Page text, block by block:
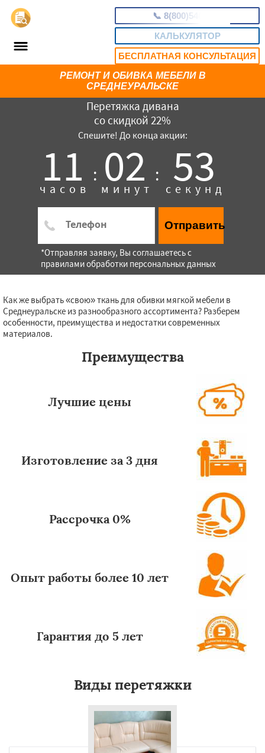
📞 8(800)5403465
КАЛЬКУЛЯТОР
БЕСПЛАТНАЯ КОНСУЛЬТАЦИЯ
Перетяжка дивана
со скидкой 22%
Спешите! До конца акции:
11 :
часов 02 :
минут 52
секунд
Отправить
*Отправляя заявку, Вы соглашаетесь с
правилами обработки персональных данных
РЕМОНТ И ОБИВКА МЕБЕЛИ В
СРЕДНЕУРАЛЬСКЕ
Как же выбрать «свою» ткань для обивки мягкой мебели в
Среднеуральске из разнообразного ассортимента? Разберем
особенности, преимущества и недостатки современных
материалов.
Преимущества
Лучшие цены
Изготовление за 3 дня
Рассрочка 0%
Опыт работы более 10 лет
Гарантия до 5 лет
Виды перетяжки